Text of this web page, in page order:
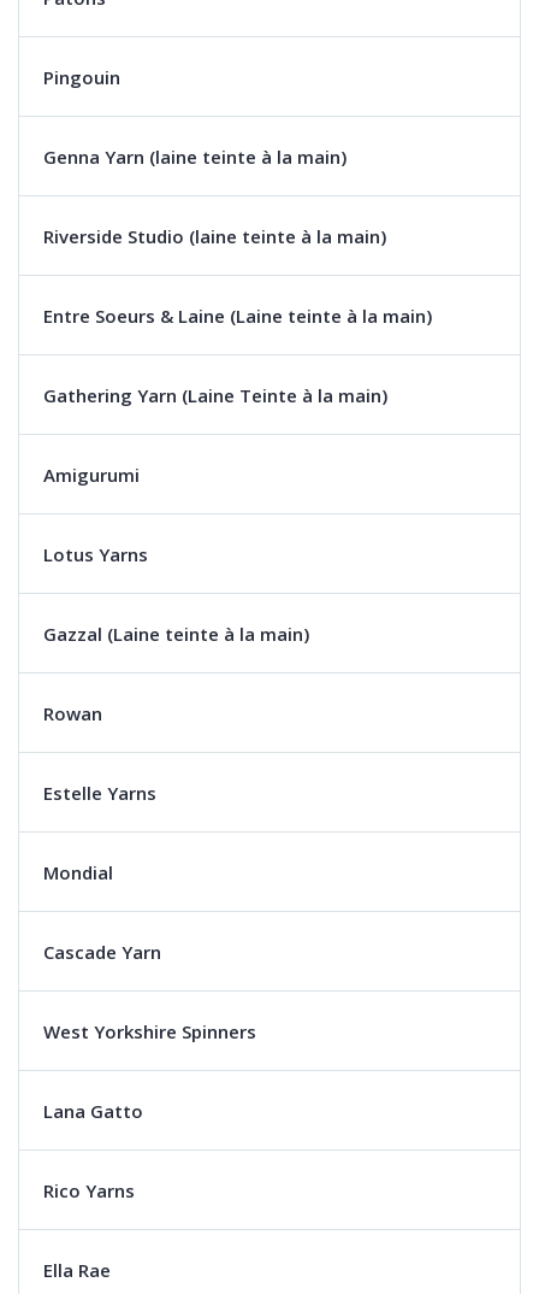
Pingouin
Genna Yarn (laine teinte à la main)
Riverside Studio (laine teinte à la main)
Entre Soeurs & Laine (Laine teinte à la main)
Gathering Yarn (Laine Teinte à la main)
Amigurumi
Lotus Yarns
Gazzal (Laine teinte à la main)
Rowan
Estelle Yarns
Mondial
Cascade Yarn
West Yorkshire Spinners
Lana Gatto
Rico Yarns
Ella Rae